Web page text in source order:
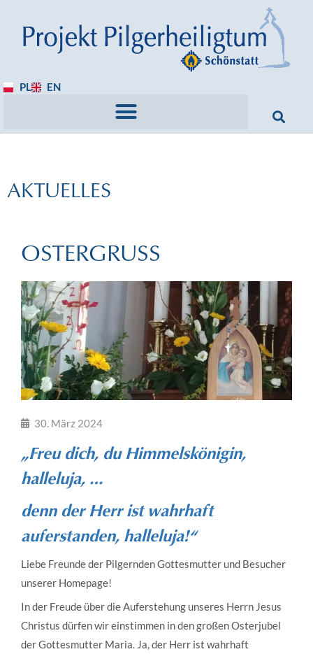
PL EN
AKTUELLES
OSTERGRUSS
30. März 2024
„Freu dich, du Himmelskönigin,
halleluja, …
denn der Herr ist wahrhaft
auferstanden, halleluja!“
Liebe Freunde der Pilgernden Gottesmutter und Besucher
unserer Homepage!
In der Freude über die Auferstehung unseres Herrn Jesus
Christus dürfen wir einstimmen in den großen Osterjubel
der Gottesmutter Maria. Ja, der Herr ist wahrhaft